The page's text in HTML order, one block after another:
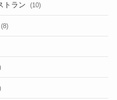
トラン (10)
(8)